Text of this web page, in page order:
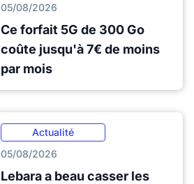
05/08/2026
Ce forfait 5G de 300 Go
coûte jusqu'à 7€ de moins
par mois
Actualité
05/08/2026
Lebara a beau casser les